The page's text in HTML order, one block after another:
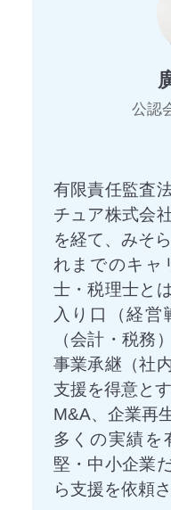
公認
有限責任監査
チュア株式会
を経て、みそ
れまでのキャ
士・税理士と
入り口（経営
（会計・税務
事業承継（社
支援を得意と
M&A、企業再
多くの実績を
堅・中小企業
ら支援を依頼